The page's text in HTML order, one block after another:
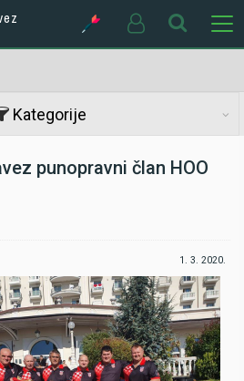
Kategorije
punopravni član HOO
1. 3. 2020.